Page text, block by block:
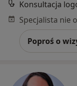
Konsultacja
Poproś o